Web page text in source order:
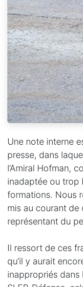
Une note interne
presse, dans
l’Amiral Hofman,
inadaptée ou trop
formations. Nous
mis au courant
représentant du
Il ressort de ces
qu’il y aurait
inappropriés dans